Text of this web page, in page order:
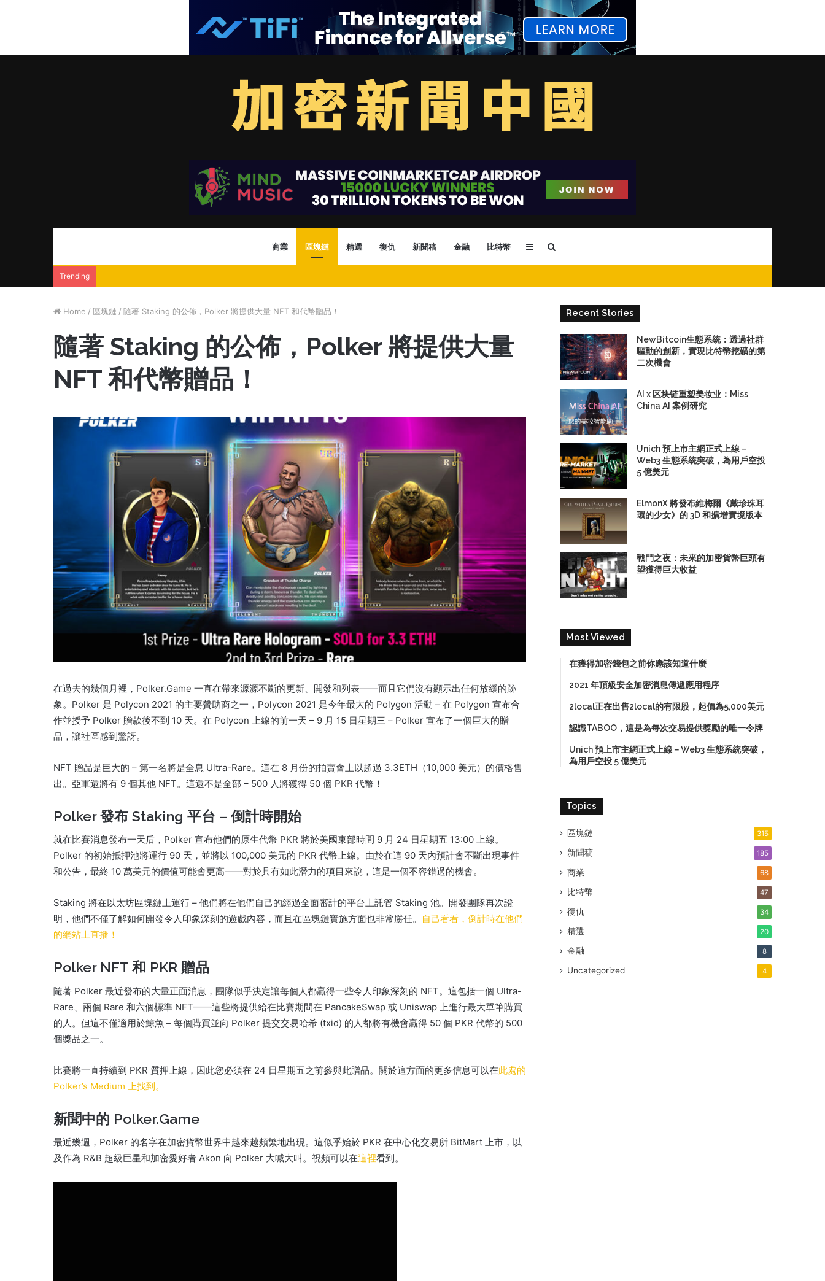
商業 區塊鏈 精選 復仇 新聞稿 金融 比特幣 Sidebar
Trending
Home / 區塊鏈 / 隨著 Staking 的公佈，Polker 將提供大量 NFT 和代幣贈品！
隨著 Staking 的公佈，Polker 將提供大量
NFT 和代幣贈品！
在過去的幾個月裡，Polker.Game 一直在帶來源源不斷的更新、開發和列表——而且它們沒有顯示出任何放緩的跡
象。 Polker 是 Polycon 2021 的主要贊助商之一，Polycon 2021 是今年最大的 Polygon 活動 – 在 Polygon 宣布合
作並授予 Polker 贈款後不到 10 天。 在 Polycon 上線的前一天 – 9 月 15 日星期三 – Polker 宣布了一個巨大的贈
品，讓社區感到驚訝。
NFT 贈品是巨大的 – 第一名將是全息 Ultra-Rare。 這在 8 月份的拍賣會上以超過 3.3ETH（10,000 美元）的價格售
出。 亞軍還將有 9 個其他 NFT。 這還不是全部 – 500 人將獲得 50 個 PKR 代幣！
Polker 發布 Staking 平台 – 倒計時開始
就在比賽消息發布一天后，Polker 宣布他們的原生代幣 PKR 將於美國東部時間 9 月 24 日星期五 13:00 上線。
Polker 的初始抵押池將運行 90 天，並將以 100,000 美元的 PKR 代幣上線。 由於在這 90 天內預計會不斷出現事件
和公告，最終 10 萬美元的價值可能會更高——對於具有如此潛力的項目來說，這是一個不容錯過的機會。
Staking 將在以太坊區塊鏈上運行 – 他們將在他們自己的經過全面審計的平台上託管 Staking 池。 開發團隊再次證
明，他們不僅了解如何開發令人印象深刻的遊戲內容，而且在區塊鏈實施方面也非常勝任。
自己看看，倒計時在他們
的網站上直播！
Polker NFT 和 PKR 贈品
隨著 Polker 最近發布的大量正面消息，團隊似乎決定讓每個人都贏得一些令人印象深刻的 NFT。 這包括一個 Ultra-
Rare、兩個 Rare 和六個標準 NFT——這些將提供給在比賽期間在 PancakeSwap 或 Uniswap 上進行最大單筆購買
的人。 但這不僅適用於鯨魚 – 每個購買並向 Polker 提交交易哈希 (txid) 的人都將有機會贏得 50 個 PKR 代幣的 500
個獎品之一。
比賽將一直持續到 PKR 質押上線，因此您必須在 24 日星期五之前參與此贈品。 關於這方面的更多信息可以在此處的
Polker’s Medium 上找到。
新聞中的 Polker.Game
最近幾週，Polker 的名字在加密貨幣世界中越來越頻繁地出現。 這似乎始於 PKR 在中心化交易所 BitMart 上市，以
及作為 R&B 超級巨星和加密愛好者 Akon 向 Polker 大喊大叫。 視頻可以在這裡看到 。
Recent Stories
NewBitcoin生態系統：透過社群
驅動的創新，實現比特幣挖礦的第
二次機會
AI x 区块链重塑美妆业：Miss
China AI 案例研究
Unich 預上市主網正式上線－
Web3 生態系統突破，為用戶空投
5 億美元
ElmonX 將發布維梅爾《戴珍珠耳
環的少女》的 3D 和擴增實境版本
戰鬥之夜：未來的加密貨幣巨頭有
望獲得巨大收益
Most Viewed
在獲得加密錢包之前你應該知道什麼
2021 年頂級安全加密消息傳遞應用程序
2local正在出售2local的有限股，起價為5,000美元
認識TABOO，這是為每次交易提供獎勵的唯一令牌
Unich 預上市主網正式上線－Web3 生態系統突破，
為用戶空投 5 億美元
Topics
區塊鏈 315
新聞稿 185
商業 68
比特幣 47
復仇 34
精選 20
金融 8
Uncategorized 4